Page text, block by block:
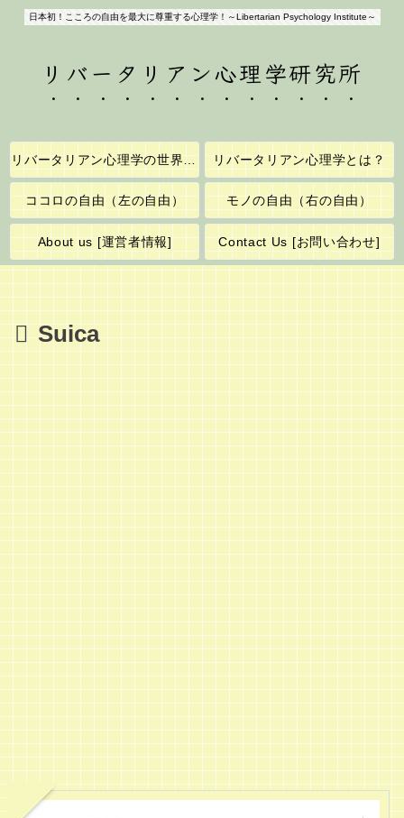
日本初！こころの自由を最大に尊重する心理学！～Libertarian Psychology Institute～
リバータリアン心理学研究所
リバータリアン心理学の世界へようこそ！ リバータリアン心理学とは？
ココロの自由（左の自由） モノの自由（右の自由）
About us [運営者情報] Contact Us [お問い合わせ]
Suica